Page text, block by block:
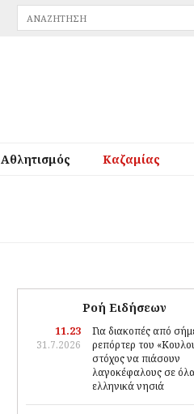
Αθλητισμός Καζαμίας
Ροή Ειδήσεων
11.23
31.7.2026
Για διακοπές από
ρεπόρτερ του
στόχος να πιάσουν
λαγοκέφαλους σε
ελληνικά νησιά